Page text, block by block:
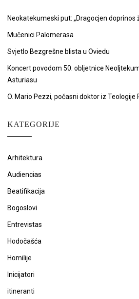
Neokatekumeski put: „Dragocjen doprinos
Mučenici Palomerasa
Svjetlo Bezgrešne blista u Oviedu
Koncert povodom 50. obljetnice
Asturiasu
O. Mario Pezzi, počasni doktor iz Teologije
KATEGORIJE
Arhitektura
Audiencias
Beatifikacija
Bogoslovi
Entrevistas
Hodočašća
Homilije
Inicijatori
itineranti